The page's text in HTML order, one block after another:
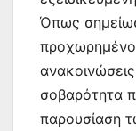
Όπως
προχωρημένο
σοβαρότητα
παρουσίαση